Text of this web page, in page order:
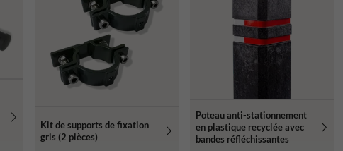
Kit de supports de fixation
gris (2 pièces)
Poteau anti-stationnement
en plastique recyclée avec
bandes réfléchissantes